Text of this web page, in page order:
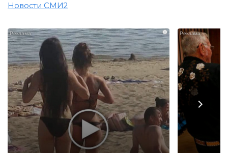
Новости СМИ2
i